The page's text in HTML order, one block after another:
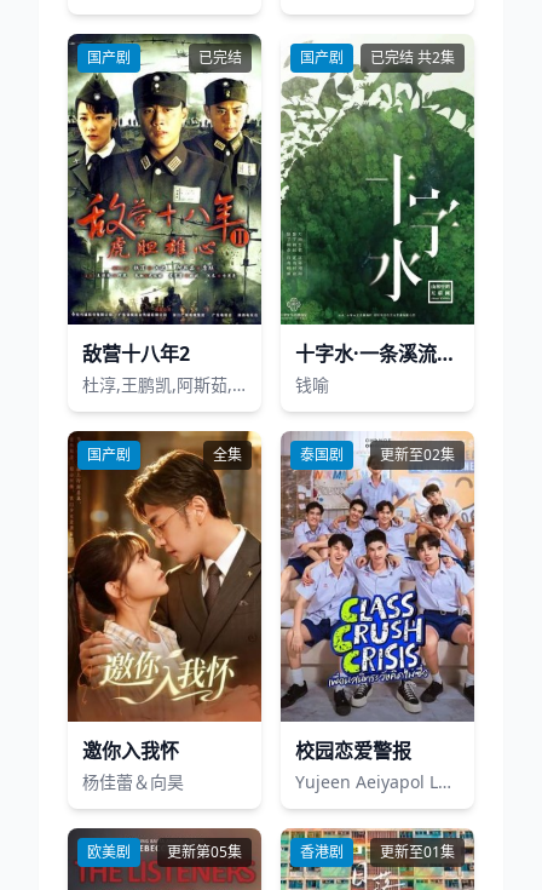
国产剧 已完结
敌营十八年2
杜淳,王鹏凯,阿斯茹,朱虹,屈菁菁
国产剧 已完结 共2集
十字水·一条溪流的朋友圈
钱喻
国产剧 全集
邀你入我怀
杨佳蕾＆向昊
泰国剧 更新至02集
校园恋爱警报
Yujeen Aeiyapol Lekpittaya,Yugene Yannawat Intarapaen,彭佩奇·班亚库
欧美剧 更新第05集 香港剧 更新至01集